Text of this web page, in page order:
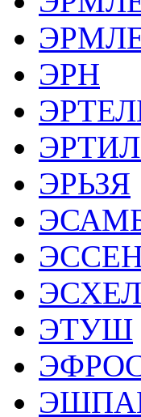
ЭРН
ЭРЬЗЯ
ЭТУШ